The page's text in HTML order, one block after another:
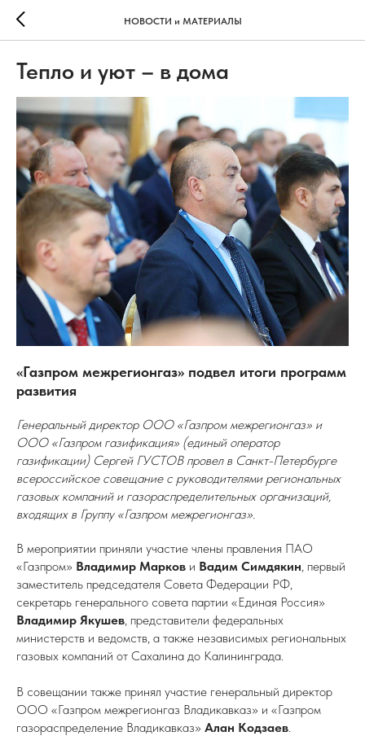
НОВОСТИ и МАТЕРИАЛЫ
Тепло и уют – в дома
«Газпром межрегионгаз» подвел итоги программ
развития
Генеральный директор ООО «Газпром межрегионгаз» и
ООО «Газпром газификация» (единый оператор
газификации) Сергей ГУСТОВ провел в Санкт-Петербурге
всероссийское совещание с руководителями региональных
газовых компаний и газораспределительных организаций,
входящих в Группу «Газпром межрегионгаз».
В мероприятии приняли участие члены правления ПАО
«Газпром» Владимир Марков и Вадим Симдякин, первый
заместитель председателя Совета Федерации РФ,
секретарь генерального совета партии «Единая Россия»
Владимир Якушев, представители федеральных
министерств и ведомств, а также независимых региональных
газовых компаний от Сахалина до Калининграда.
В совещании также принял участие генеральный директор
ООО «Газпром межрегионгаз Владикавказ» и «Газпром
газораспределение Владикавказ» Алан Кодзаев.